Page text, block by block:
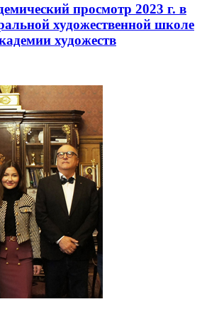
просмотр 2023 г. в
художественной школе
художеств